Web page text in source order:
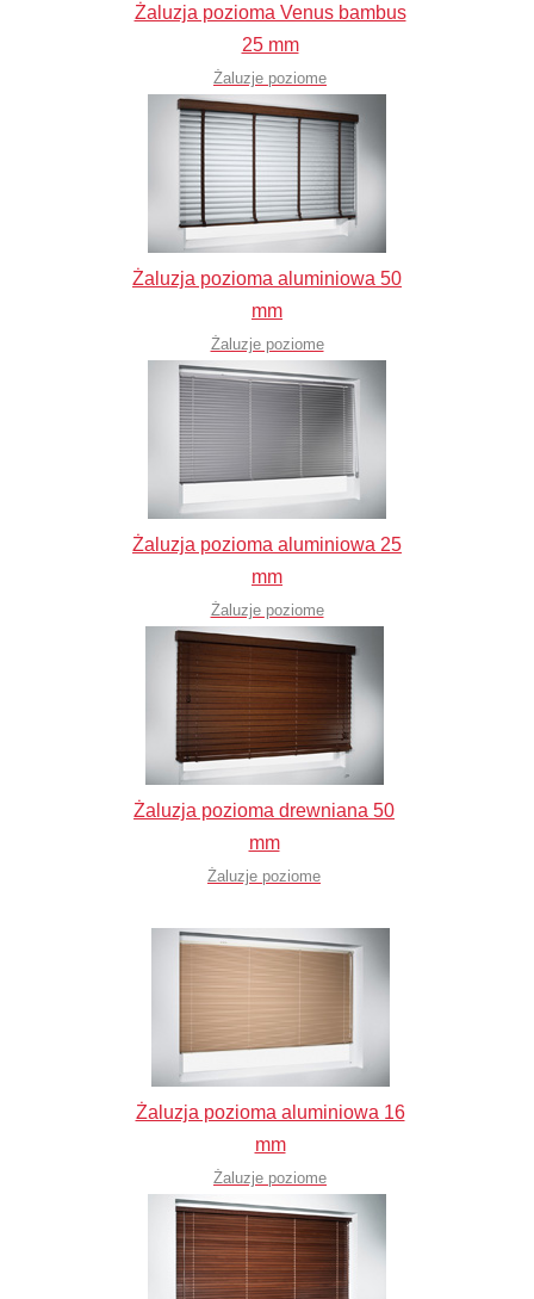
Żaluzja pozioma Venus bambus
25 mm
Żaluzje poziome
Żaluzja pozioma aluminiowa 50
mm
Żaluzje poziome
Żaluzja pozioma aluminiowa 25
mm
Żaluzje poziome
Żaluzja pozioma drewniana 50
mm
Żaluzje poziome
Żaluzja pozioma aluminiowa 16
mm
Żaluzje poziome